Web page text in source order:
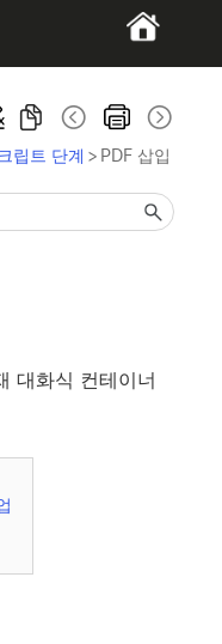
립트 단계 > PDF 삽입
대화식 컨테이너